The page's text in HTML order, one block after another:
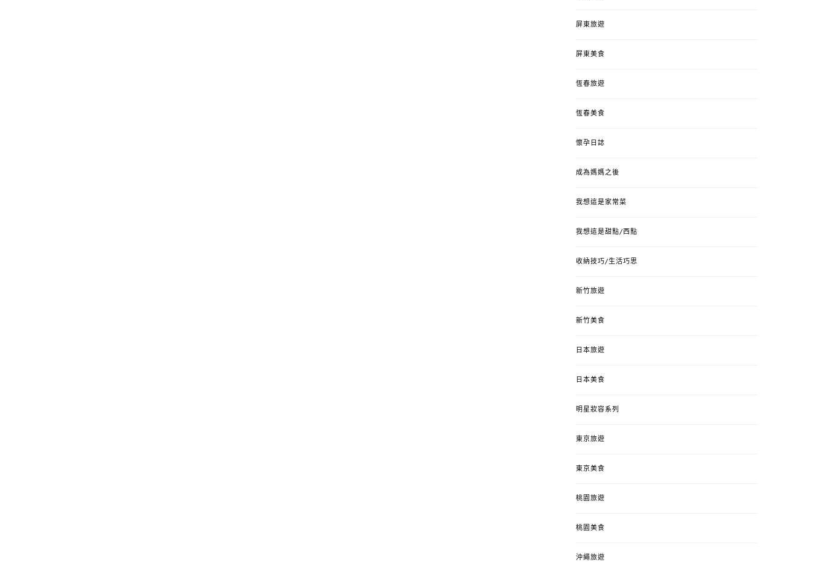
屏東旅遊
屏東美食
恆春旅遊
恆春美食
懷孕日誌
成為媽媽之後
我想這是家常菜
我想這是甜點/西點
收納技巧/生活巧思
新竹旅遊
新竹美食
日本旅遊
日本美食
明星妝容系列
東京旅遊
東京美食
桃園旅遊
桃園美食
沖繩旅遊